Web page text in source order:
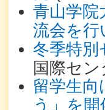
青山学
流会を行
冬季特別
国際セン
留学生
う」を